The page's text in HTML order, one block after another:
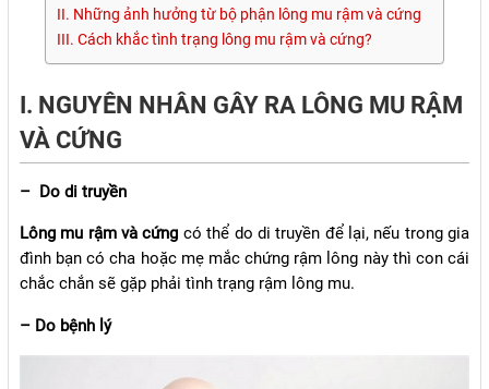
II. Những ảnh hưởng từ bộ phận lông mu rậm và cứng
III. Cách khắc tình trạng lông mu rậm và cứng?
I. NGUYÊN NHÂN GÂY RA LÔNG MU RẬM
VÀ CỨNG
– Do di truyền
Lông mu rậm và cứng có thể do di truyền để lại, nếu trong gia
đình bạn có cha hoặc mẹ mắc chứng rậm lông này thì con cái
chắc chắn sẽ gặp phải tình trạng rậm lông mu.
– Do bệnh lý